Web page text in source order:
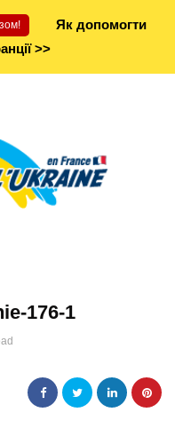
Як допомогти
>>
176-1